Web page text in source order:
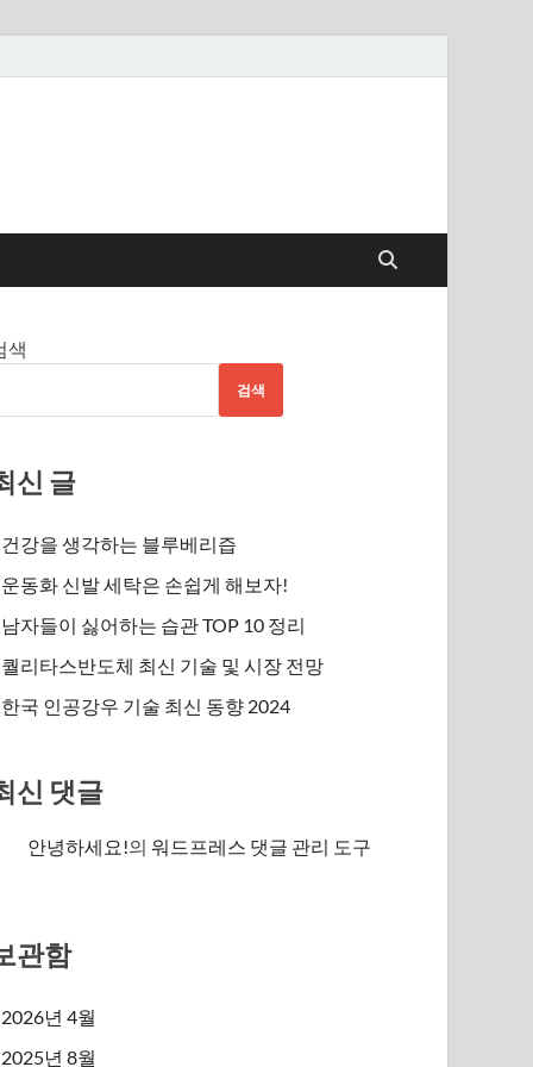
색
검색
신 글
건강을 생각하는 블루베리즙
운동화 신발 세탁은 손쉽게 해보자!
남자들이 싫어하는 습관 TOP 10 정리
퀄리타스반도체 최신 기술 및 시장 전망
한국 인공강우 기술 최신 동향 2024
신 댓글
안녕하세요!의워드프레스 댓글 관리 도구
관함
2026년 4월
2025년 8월